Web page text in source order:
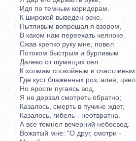
Идя по темным коридорам.
К широкой выведен реке,
Пытливым вопрошал я взором,
В каком нам переехать челноке.
Сжав крепко руку мне, повел
Потоком быстрым и бурливым
Далеко от шумящих сел
К холмам спокойным и счастливым,
Где куст блаженных роз, алея, цвел.
Но ярости пугаясь вод,
Я не дерзал смотреть обратно;
Казалось, смерть в пучине ждет,
Казалось, гибель - неотвратна.
А все темнел вечерний небосвод.
Вожатый мне: "О друг, смотри -